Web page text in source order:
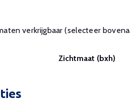
verkrijgbaar (selecteer
Zichtmaat (bxh)